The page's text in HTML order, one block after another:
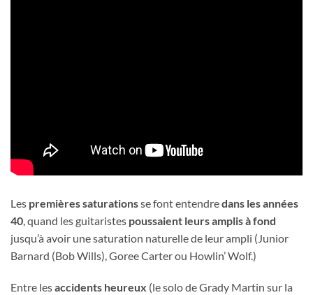
Les premières saturationsse font entendredans les années
40 , quand les guitaristes poussaient leurs amplis à fond
jusqu’à avoir une saturation naturelle de leur ampli (Junior
Barnard (Bob Wills), Goree Carter ou Howlin’ Wolf.)
Entre lesaccidents heureux (le solo de Grady Martin sur la